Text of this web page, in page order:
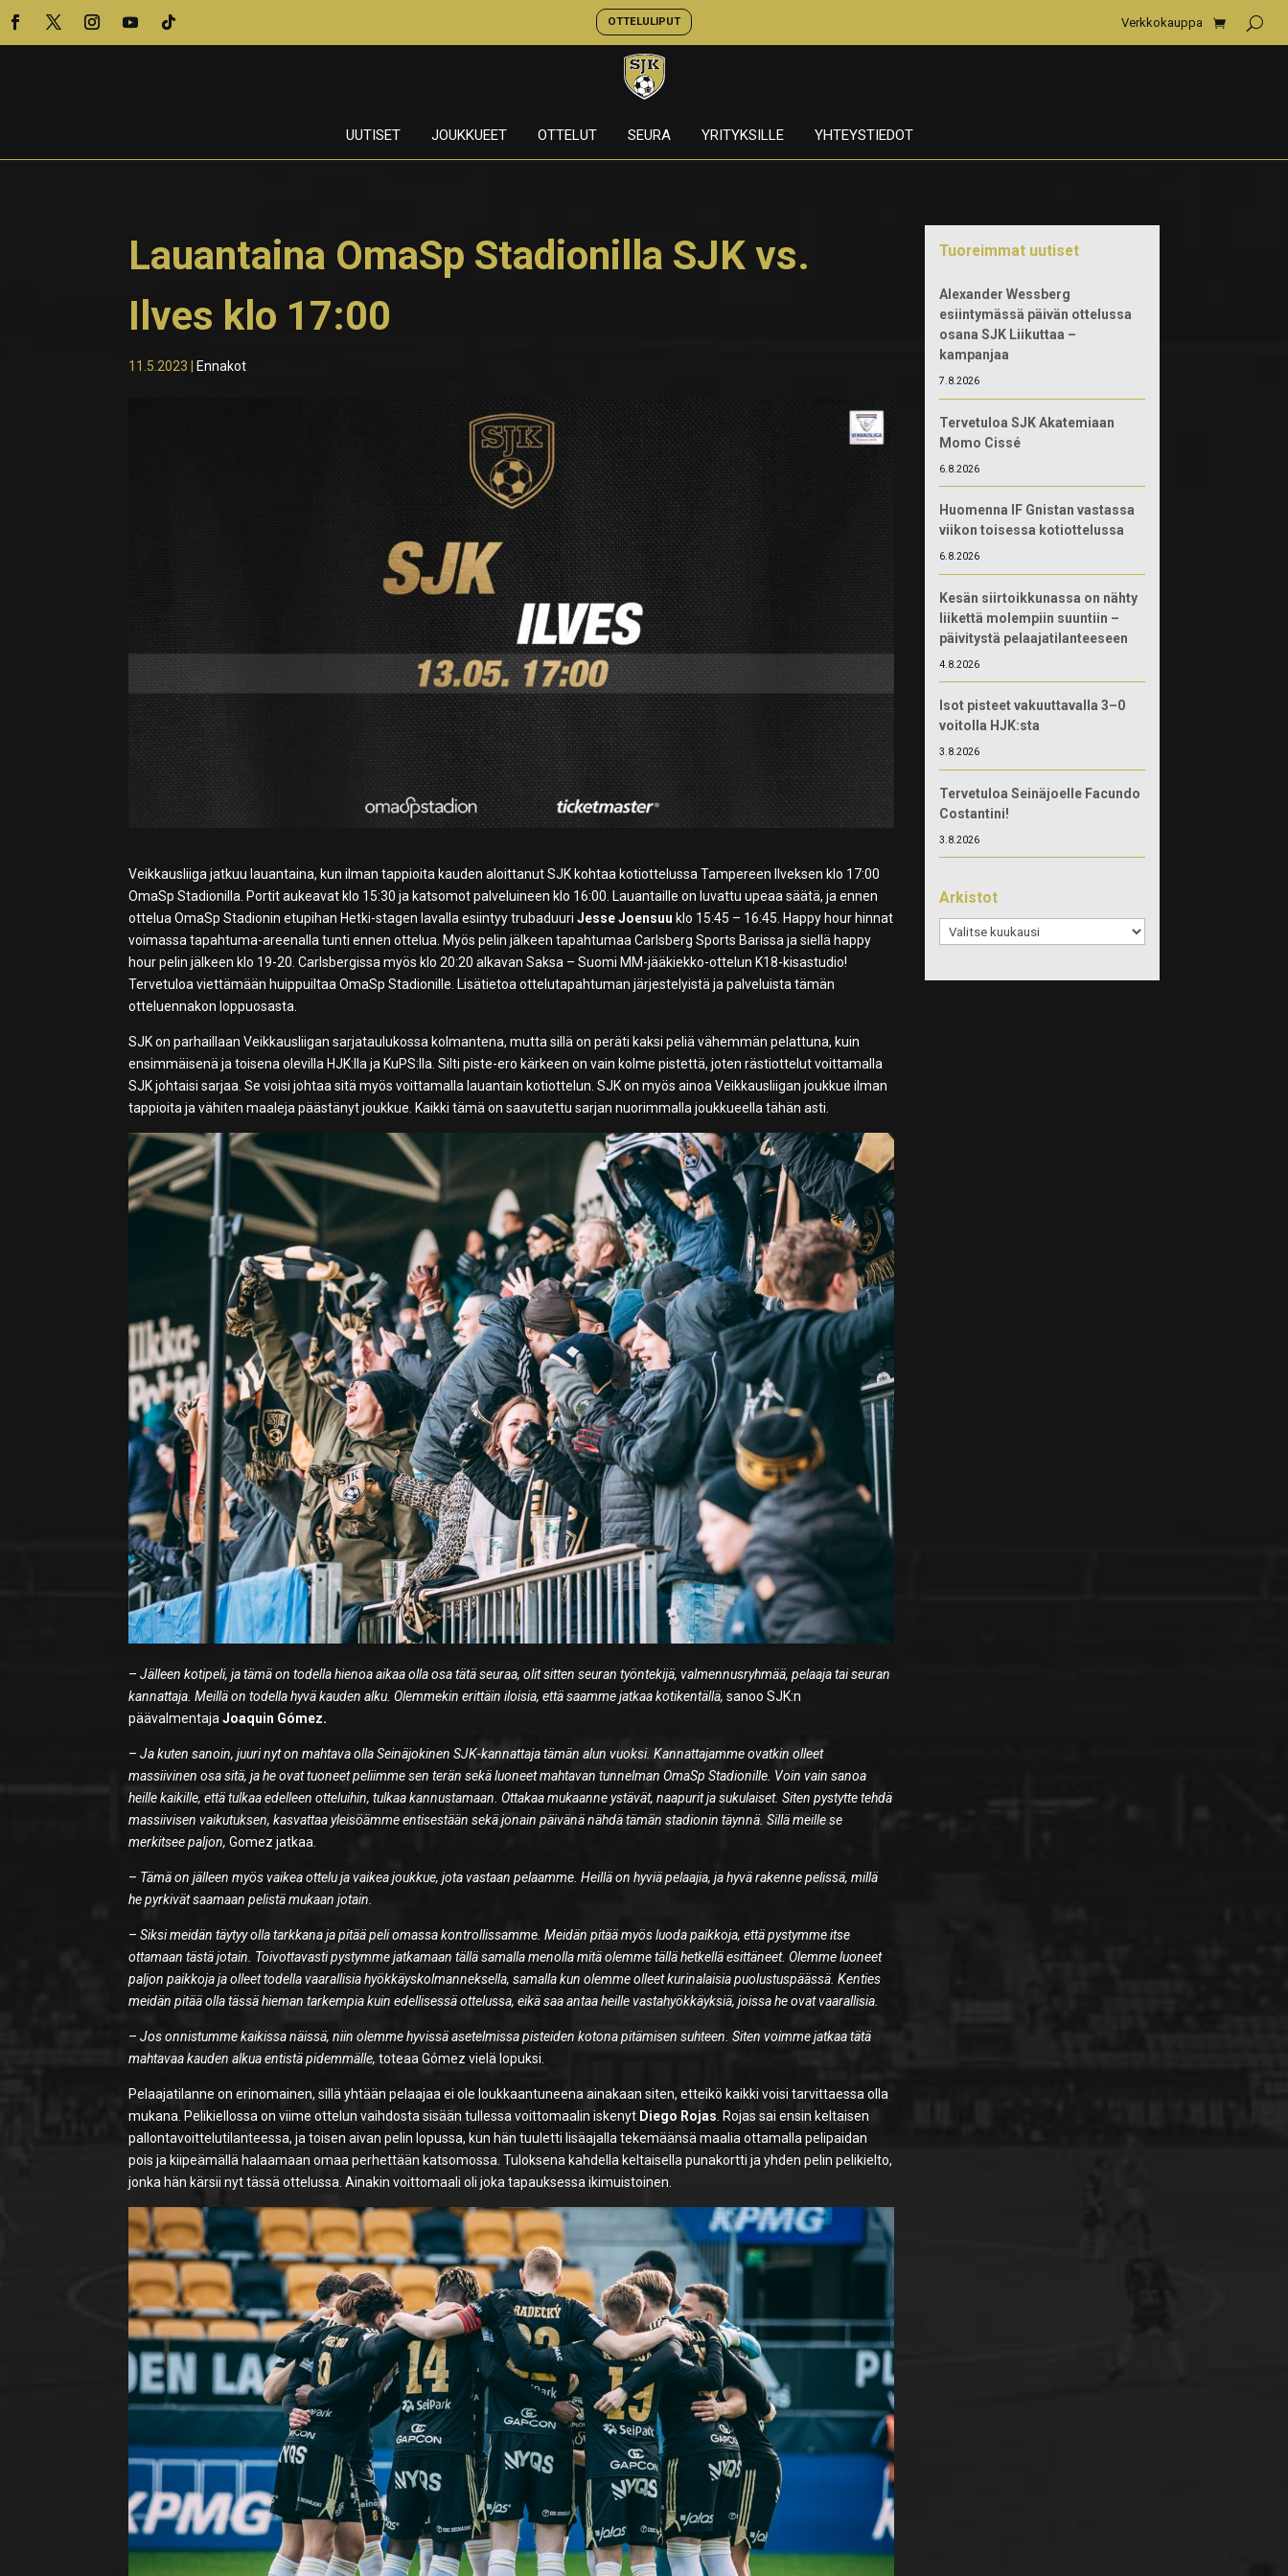
OTTELULIPUT Verkkokauppa
UUTISET JOUKKUEET OTTELUT SEURA YRITYKSILLE YHTEYSTIEDOT
Lauantaina OmaSp Stadionilla SJK vs.
Ilves klo 17:00
11.5.2023 Ennakot
Veikkausliiga jatkuu lauantaina, kun ilman tappioita kauden aloittanut SJK kohtaa kotiottelussa Tampereen Ilveksen klo 17:00
OmaSp Stadionilla. Portit aukeavat klo 15:30 ja katsomot palveluineen klo 16:00. Lauantaille on luvattu upeaa säätä, ja ennen
ottelua OmaSp Stadionin etupihan Hetki-stagen lavalla esiintyy trubaduuriJesse Joensuu klo 15:45 – 16:45. Happy hour hinnat
voimassa tapahtuma-areenalla tunti ennen ottelua. Myös pelin jälkeen tapahtumaa Carlsberg Sports Barissa ja siellä happy
hour pelin jälkeen klo 19-20. Carlsbergissa myös klo 20:20 alkavan Saksa – Suomi MM-jääkiekko-ottelun K18-kisastudio!
Tervetuloa viettämään huippuiltaa OmaSp Stadionille. Lisätietoa ottelutapahtuman järjestelyistä ja palveluista tämän
otteluennakon loppuosasta.
SJK on parhaillaan Veikkausliigan sarjataulukossa kolmantena, mutta sillä on peräti kaksi peliä vähemmän pelattuna, kuin
ensimmäisenä ja toisena olevilla HJK:lla ja KuPS:lla. Silti piste-ero kärkeen on vain kolme pistettä, joten rästiottelut voittamalla
SJK johtaisi sarjaa. Se voisi johtaa sitä myös voittamalla lauantain kotiottelun. SJK on myös ainoa Veikkausliigan joukkue ilman
tappioita ja vähiten maaleja päästänyt joukkue. Kaikki tämä on saavutettu sarjan nuorimmalla joukkueella tähän asti.
–Jälleen kotipeli, ja tämä on todella hienoa aikaa olla osa tätä seuraa, olit sitten seuran työntekijä, valmennusryhmää, pelaaja tai seuran
kannattaja. Meillä on todella hyvä kauden alku. Olemmekin erittäin iloisia, että saamme jatkaa kotikentällä, sanoo SJK:n
päävalmentajaJoaquin Gómez.
–Ja kuten sanoin, juuri nyt on mahtava olla Seinäjokinen SJK-kannattaja tämän alun vuoksi. Kannattajamme ovatkin olleet
massiivinen osa sitä, ja he ovat tuoneet peliimme sen terän sekä luoneet mahtavan tunnelman OmaSp Stadionille. Voin vain sanoa
heille kaikille, että tulkaa edelleen otteluihin, tulkaa kannustamaan. Ottakaa mukaanne ystävät, naapurit ja sukulaiset. Siten pystytte tehdä
massiivisen vaikutuksen, kasvattaa yleisöämme entisestään sekä jonain päivänä nähdä tämän stadionin täynnä. Sillä meille se
merkitsee paljon, Gomez jatkaa.
– Tämä on jälleen myös vaikea ottelu ja vaikea joukkue, jota vastaan pelaamme. Heillä on hyviä pelaajia, ja hyvä rakenne pelissä, millä
he pyrkivät saamaan pelistä mukaan jotain.
–Siksi meidän täytyy olla tarkkana ja pitää peli omassa kontrollissamme. Meidän pitää myös luoda paikkoja, että pystymme itse
ottamaan tästä jotain. Toivottavasti pystymme jatkamaan tällä samalla menolla mitä olemme tällä hetkellä esittäneet. Olemme luoneet
paljon paikkoja ja olleet todella vaarallisia hyökkäyskolmanneksella, samalla kun olemme olleet kurinalaisia puolustuspäässä. Kenties
meidän pitää olla tässä hieman tarkempia kuin edellisessä ottelussa, eikä saa antaa heille vastahyökkäyksiä, joissa he ovat vaarallisia.
–Jos onnistumme kaikissa näissä, niin olemme hyvissä asetelmissa pisteiden kotona pitämisen suhteen. Siten voimme jatkaa tätä
mahtavaa kauden alkua entistä pidemmälle, toteaa Gómez vielä lopuksi.
Pelaajatilanne on erinomainen, sillä yhtään pelaajaa ei ole loukkaantuneena ainakaan siten, etteikö kaikki voisi tarvittaessa olla
mukana. Pelikiellossa on viime ottelun vaihdosta sisään tullessa voittomaalin iskenyt Diego Rojas . Rojas sai ensin keltaisen
pallontavoittelutilanteessa, ja toisen aivan pelin lopussa, kun hän tuuletti lisäajalla tekemäänsä maalia ottamalla pelipaidan
pois ja kiipeämällä halaamaan omaa perhettään katsomossa. Tuloksena kahdella keltaisella punakortti ja yhden pelin pelikielto,
jonka hän kärsii nyt tässä ottelussa. Ainakin voittomaali oli joka tapauksessa ikimuistoinen.
Tuoreimmat uutiset
Alexander Wessberg
esiintymässä päivän ottelussa
osana SJK Liikuttaa –
kampanjaa
7.8.2026
Tervetuloa SJK Akatemiaan
Momo Cissé
6.8.2026
Huomenna IF Gnistan vastassa
viikon toisessa kotiottelussa
6.8.2026
Kesän siirtoikkunassa on nähty
liikettä molempiin suuntiin –
päivitystä pelaajatilanteeseen
4.8.2026
Isot pisteet vakuuttavalla 3–0
voitolla HJK:sta
3.8.2026
Tervetuloa Seinäjoelle Facundo
Costantini!
3.8.2026
Arkistot
Arkistot